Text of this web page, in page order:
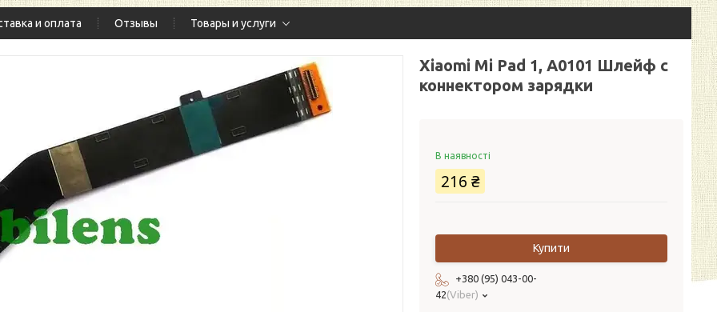
и оплата Отзывы Товары и услуги
Xiaomi Mi Pad 1, A0101 Шлейф с
коннектором зарядки
В наявності
216 ₴
Купити
+380 (95) 043-00-
42 Viber